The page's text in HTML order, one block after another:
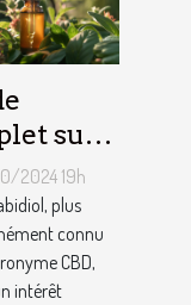
sur
et les
2024 19h
plus
connu
CBD,
intérêt